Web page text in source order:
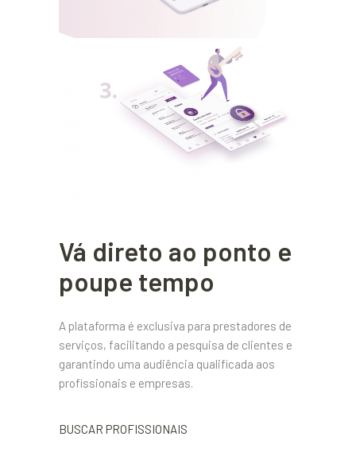
Vá direto ao ponto e
poupe tempo
A plataforma é exclusiva para prestadores de
serviços, facilitando a pesquisa de clientes e
garantindo uma audiência qualificada aos
profissionais e empresas.
BUSCAR PROFISSIONAIS